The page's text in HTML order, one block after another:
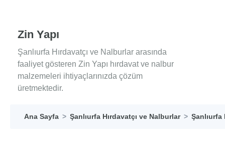
Zin Yapı
Şanlıurfa Hırdavatçı ve Nalburlar arasında
faaliyet gösteren Zin Yapı hırdavat ve nalbur
malzemeleri ihtiyaçlarınızda çözüm
üretmektedir.
Ana Sayfa Şanlıurfa Hırdavatçı ve Nalburlar Şanlıurfa